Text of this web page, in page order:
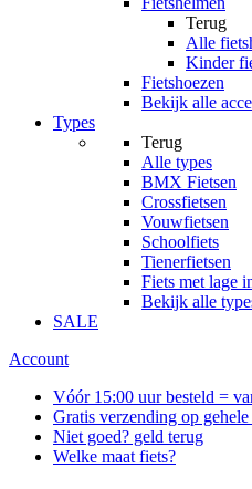
Terug
Alle
Kinder
Fietshoezen
Bekijk alle
Types
Terug
Alle types
BMX Fietsen
Crossfietsen
Vouwfietsen
Schoolfiets
Tienerfietsen
Fiets met lage
Bekijk alle
SALE
Account
Vóór 15:00 uur besteld =
Gratis verzending op gehele
Niet goed? geld terug
Welke maat fiets?